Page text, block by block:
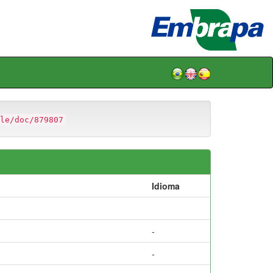
doc/879807
Idioma
-
-